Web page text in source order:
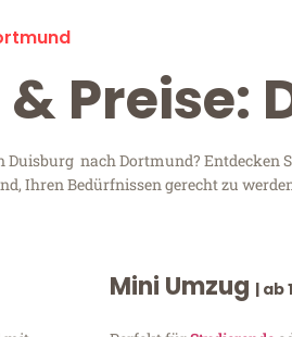
Duisburg nach Dortmund?
Ihren Bedürfnissen gerecht zu
Mini Umzug | ab